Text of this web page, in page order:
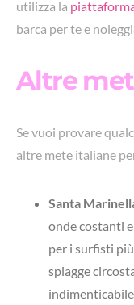
utilizza la
barca per te e
Altre
Se vuoi provare
altre mete italiane
Santa
onde costanti
per i surfisti
spiagge